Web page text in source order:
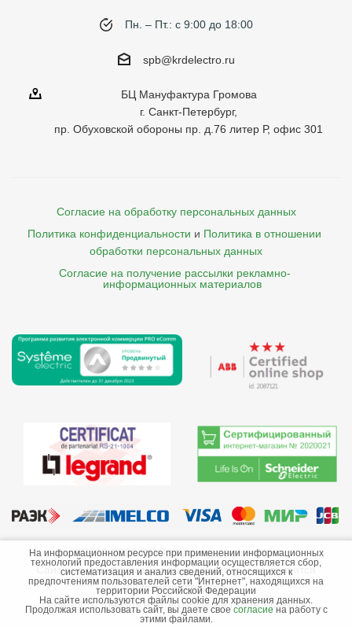
Пн. – Пт.: с 9:00 до 18:00
spb@krdelectro.ru
БЦ Мануфактура Громова
г. Санкт-Петербург,
пр. Обуховской обороны пр. д.76 литер Р, офис 301
Согласие на обработку персональных данных
Политика конфиденциальности и Политика в отношении
обработки персональных данных
Согласие на получение рассылки рекламно-
    информационных материалов
©2013-2026 ООО «Краснодарэлектро»
Сайт носит информационный характер и не является
публичной офертой.
Стоимость товаров и их наличие не гарантируются.
На информационном ресурсе при применении информационных
технологий предоставления информации осуществляется сбор,
систематизация и анализ сведений, относящихся к
предпочтениям пользователей сети "Интернет", находящихся на
территории Российской Федерации
На сайте используются файлы cookie для хранения данных.
Продолжая использовать сайт, вы даете свое согласие на работу с
этими файлами.